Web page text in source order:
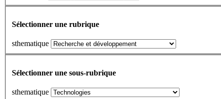
Sélectionner une rubrique
sthematique
Sélectionner une sous-rubrique
sthematique